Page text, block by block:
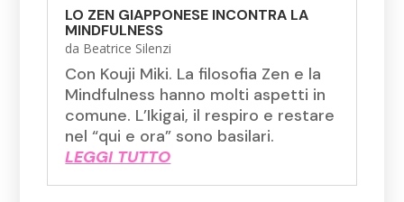
LO ZEN GIAPPONESE INCONTRA LA
MINDFULNESS
da Beatrice Silenzi
Con Kouji Miki. La filosofia Zen e la
Mindfulness hanno molti aspetti in
comune. L’Ikigai, il respiro e restare
nel “qui e ora” sono basilari.
LEGGI TUTTO